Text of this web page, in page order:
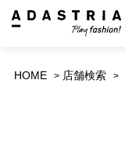
HOME 店舗検索